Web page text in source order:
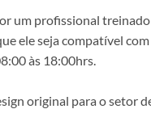
um profissional
ele seja compatível
às 18:00hrs.
original para o setor